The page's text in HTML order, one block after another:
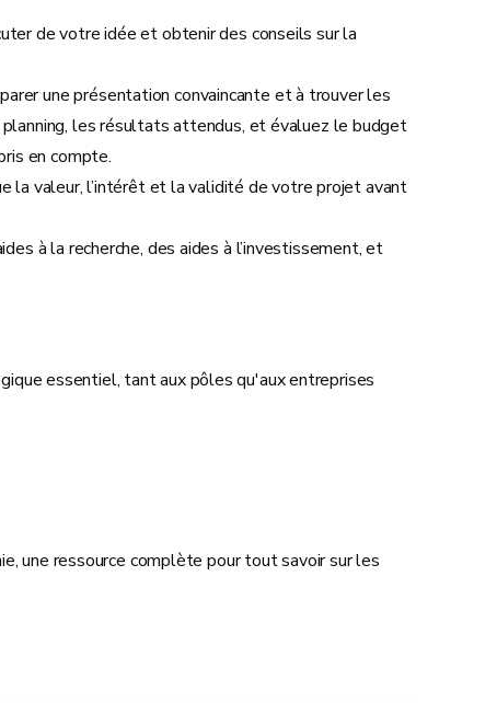
de votre idée et obtenir des conseils sur la
une présentation convaincante et à trouver les
planning, les résultats attendus, et évaluez le budget
en compte.
la valeur, l’intérêt et la validité de votre projet avant
à la recherche, des aides à l’investissement, et
essentiel, tant aux pôles qu'aux entreprises
une ressource complète pour tout savoir sur les